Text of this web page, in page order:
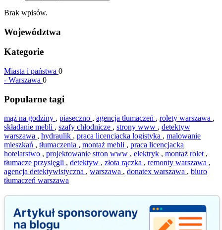
Brak wpisów.
Województwa
Kategorie
Miasta i państwa 0
- Warszawa 0
Popularne tagi
mąż na godziny , piaseczno , agencja tłumaczeń , rolety warszawa ,
składanie mebli , szafy chłodnicze , strony www , detektyw
warszawa , hydraulik , praca licencjacka logistyka , malowanie
mieszkań , tłumaczenia , montaż mebli , praca licencjacka
hotelarstwo , projektowanie stron www , elektryk , montaż rolet ,
tłumacze przysięgli , detektyw , złota rączka , remonty warszawa ,
agencja detektywistyczna , warszawa , donatex warszawa , biuro
tłumaczeń warszawa